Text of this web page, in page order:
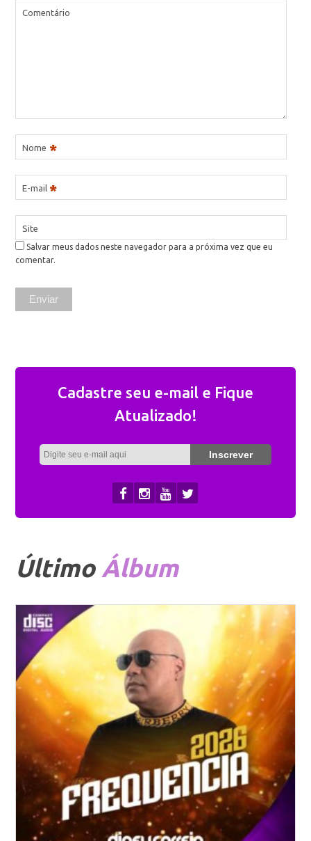
Comentário
Nome *
E-mail *
Site
Salvar meus dados neste navegador para a próxima vez que eu
comentar.
Cadastre seu e-mail e Fique
Atualizado!
Último Álbum